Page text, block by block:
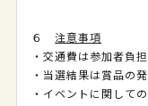
６注意事項
・交通費は参加者負担
・当選結果は賞品の
・イベントに関して